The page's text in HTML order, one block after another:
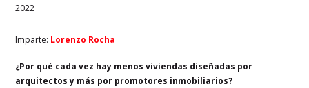
2022
Imparte: Lorenzo Rocha
¿Por qué cada vez hay menos viviendas diseñadas por
arquitectos y más por promotores inmobiliarios?